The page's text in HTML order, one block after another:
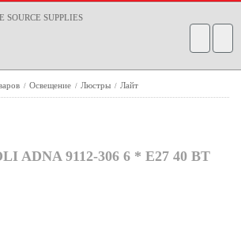
/ Освещение / Люстры / Лайт
ADNA 9112-306 6 * Е27 40 ВТ